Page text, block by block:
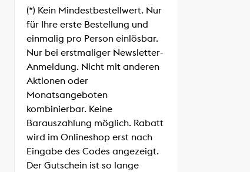
(*) Kein Mindestbestellwert. Nur
für Ihre erste Bestellung und
einmalig pro Person einlösbar.
Nur bei erstmaliger Newsletter-
Anmeldung. Nicht mit anderen
Aktionen oder
Monatsangeboten
kombinierbar. Keine
Barauszahlung möglich. Rabatt
wird im Onlineshop erst nach
Eingabe des Codes angezeigt.
Der Gutschein ist so lange